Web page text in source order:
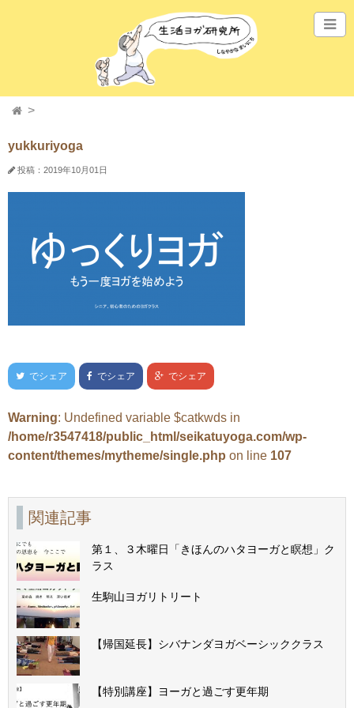
yukkuriyoga
投稿：2019年10月01日
でシェア でシェア でシェア
Warning: Undefined variable $catkwds in
/home/r3547418/public_html/seikatuyoga.com/wp-
content/themes/mytheme/single.php on line 107
関連記事
第１、３木曜日「きほんのハタヨーガと瞑想」ク
ラス
生駒山ヨガリトリート
【帰国延長】シバナンダヨガベーシッククラス
【特別講座】ヨーガと過ごす更年期